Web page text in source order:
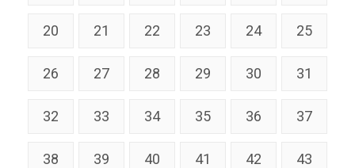
20 21 22 23 24 25
26 27 28 29 30 31
32 33 34 35 36 37
38 39 40 41 42 43